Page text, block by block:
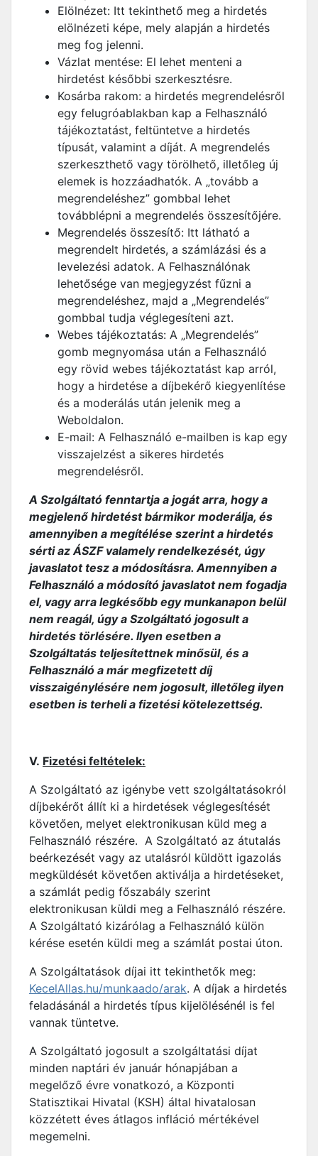
Elölnézet: Itt tekinthető meg a hirdetés
elölnézeti képe, mely alapján a hirdetés
meg fog jelenni.
Vázlat mentése: El lehet menteni a
hirdetést későbbi szerkesztésre.
Kosárba rakom: a hirdetés megrendelésről
egy felugróablakban kap a Felhasználó
tájékoztatást, feltüntetve a hirdetés
típusát, valamint a díját. A megrendelés
szerkeszthető vagy törölhető, illetőleg új
elemek is hozzáadhatók. A „tovább a
megrendeléshez” gombbal lehet
továbblépni a megrendelés összesítőjére.
Megrendelés összesítő: Itt látható a
megrendelt hirdetés, a számlázási és a
levelezési adatok. A Felhasználónak
lehetősége van megjegyzést fűzni a
megrendeléshez, majd a „Megrendelés”
gombbal tudja véglegesíteni azt.
Webes tájékoztatás: A „Megrendelés”
gomb megnyomása után a Felhasználó
egy rövid webes tájékoztatást kap arról,
hogy a hirdetése a díjbekérő kiegyenlítése
és a moderálás után jelenik meg a
Weboldalon.
E-mail: A Felhasználó e-mailben is kap egy
visszajelzést a sikeres hirdetés
megrendelésről.
A Szolgáltató fenntartja a jogát arra, hogy a
megjelenő hirdetést bármikor moderálja, és
amennyiben a megítélése szerint a hirdetés
sérti az ÁSZF valamely rendelkezését, úgy
javaslatot tesz a módosításra. Amennyiben a
Felhasználó a módosító javaslatot nem fogadja
el, vagy arra legkésőbb egy munkanapon belül
nem reagál, úgy a Szolgáltató jogosult a
hirdetés törlésére. Ilyen esetben a
Szolgáltatás teljesítettnek minősül, és a
Felhasználó a már megfizetett díj
visszaigénylésére nem jogosult, illetőleg ilyen
esetben is terheli a fizetési kötelezettség.
V. Fizetési feltételek:
A Szolgáltató az igénybe vett szolgáltatásokról
díjbekérőt állít ki a hirdetések véglegesítését
követően, melyet elektronikusan küld meg a
Felhasználó részére. A Szolgáltató az átutalás
beérkezését vagy az utalásról küldött igazolás
megküldését követően aktiválja a hirdetéseket,
a számlát pedig főszabály szerint
elektronikusan küldi meg a Felhasználó részére.
A Szolgáltató kizárólag a Felhasználó külön
kérése esetén küldi meg a számlát postai úton.
A Szolgáltatások díjai itt tekinthetők meg:
KecelAllas.hu/munkaado/arak. A díjak a hirdetés
feladásánál a hirdetés típus kijelölésénél is fel
vannak tüntetve.
A Szolgáltató jogosult a szolgáltatási díjat
minden naptári év január hónapjában a
megelőző évre vonatkozó, a Központi
Statisztikai Hivatal (KSH) által hivatalosan
közzétett éves átlagos infláció mértékével
megemelni.